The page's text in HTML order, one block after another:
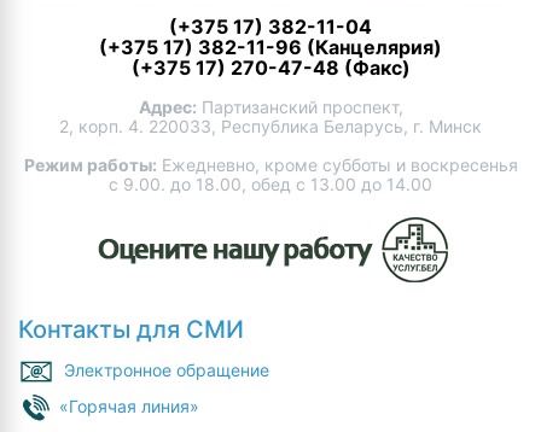
(+375 17) 382-11-04
(+375 17) 382-11-96 (Канцелярия)
(+375 17) 270-47-48 (Факс)
Адрес: Партизанский проспект,
2, корп. 4. 220033, Республика Беларусь, г. Минск
Режим работы: Ежедневно, кроме субботы и воскресенья
с 9.00. до 18.00, обед с 13.00 до 14.00
Контакты для СМИ
Электронное обращение
«Горячая линия»